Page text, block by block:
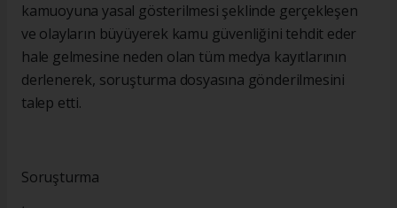
kamuoyuna yasal gösterilmesi şeklinde gerçekleşen
ve olayların büyüyerek kamu güvenliğini tehdit eder
hale gelmesine neden olan tüm medya kayıtlarının
derlenerek, soruşturma dosyasına gönderilmesini
talep etti.
Soruşturma